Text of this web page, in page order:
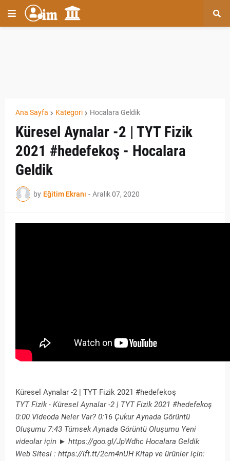
Ana Sayfa Kategori Hocalara Geldik
Küresel Aynalar -2 | TYT Fizik
2021 #hedefekoş - Hocalara
Geldik
by Eğitim Ekranı - Aralık 07, 2020
Küresel Aynalar -2 | TYT Fizik 2021 #hedefekoş
TYT Fizik - Küresel Aynalar -2 | TYT Fizik 2021 #hedefekoş
0:00 Videoda Neler Var? 0:16 Çukur Aynada Görüntü
Oluşumu 7:43 Tümsek Aynada Görüntü Oluşumu Yeni
videolar için ► https://goo.gl/JpWdhc Hocalara Geldik
Web Sitesi : https://ift.tt/2cm4nUH Kitap ve ürünler için: